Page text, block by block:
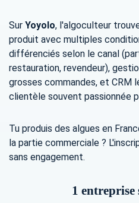
Sur Yoyolo, l'algoculteur
produit avec multiples
différenciés selon le canal
restauration, revendeur),
grosses commandes, et CRM
clientèle souvent passionnée
Tu produis des algues en
la partie commerciale ?
sans engagement.
1 entreprise